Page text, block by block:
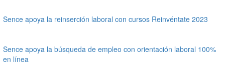
Sence apoya la reinserción laboral con cursos Reinvéntate 2023
Sence apoya la búsqueda de empleo con orientación laboral 100%
en línea